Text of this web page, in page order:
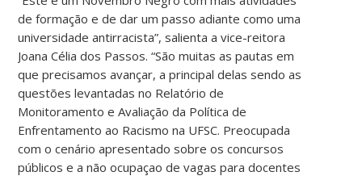
de formação e de dar um passo adiante como uma
universidade antirracista”, salienta a vice-reitora
Joana Célia dos Passos. “São muitas as pautas em
que precisamos avançar, a principal delas sendo as
questões levantadas no Relatório de
Monitoramento e Avaliação da Política de
Enfrentamento ao Racismo na UFSC. Preocupada
com o cenário apresentado sobre os concursos
públicos e a não ocupaçao de vagas para docentes